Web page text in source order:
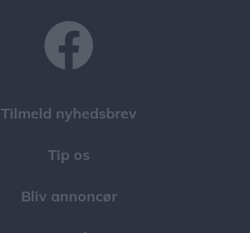
Tilmeld nyhedsbrev
Tip os
Bliv annoncør